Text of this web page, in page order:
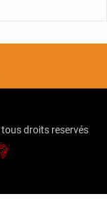
tous droits reservés